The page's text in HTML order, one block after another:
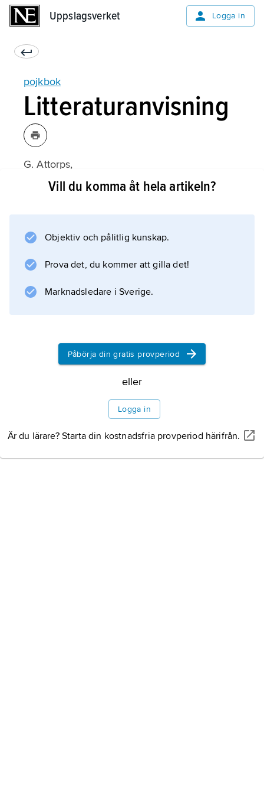
Uppslagsverket Logga in
pojkbok
Litteraturanvisning
G. Attorps,
Ungdomsskeppen
Vill du komma åt hela artikeln?
Objektiv och pålitlig kunskap.
Prova det, du kommer att gilla det!
Marknadsledare i Sverige.
Påbörja din gratis provperiod
eller
Logga in
Är du lärare? Starta din kostnadsfria provperiod härifrån.